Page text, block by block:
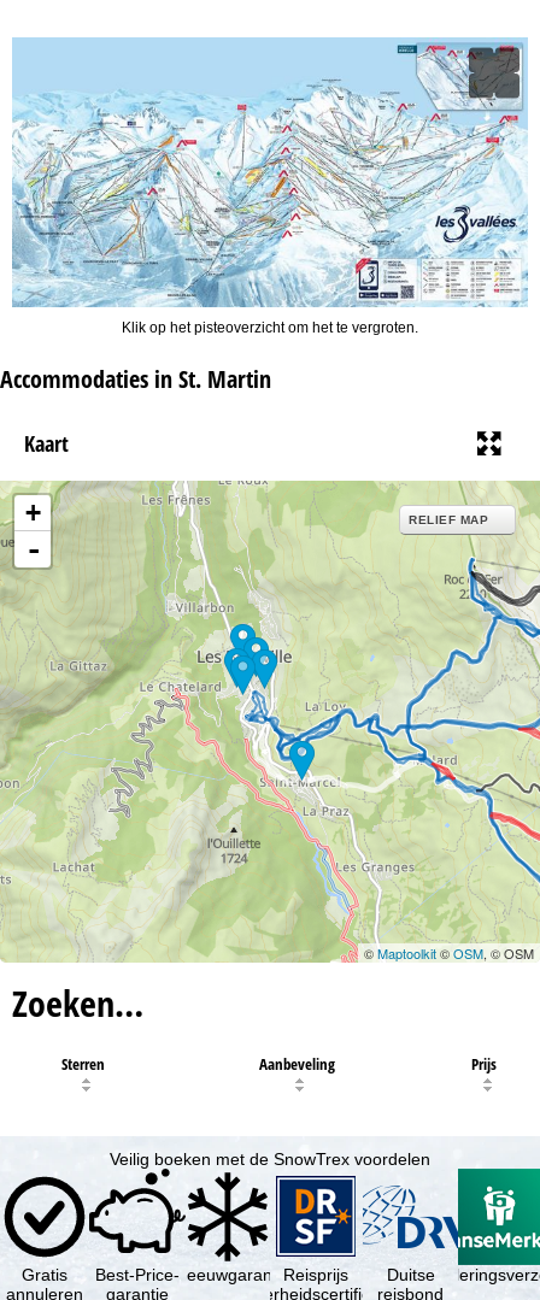
Klik op het pisteoverzicht om het te vergroten.
Accommodaties in St. Martin
Kaart
+
-
RELIEF MAP
©Maptoolkit©OSM, © OSM
Zoeken…
Sterren Aanbeveling Prijs
Veilig boeken met de SnowTrex voordelen
Gratis
annuleren
Best-Price-
garantie
SneeuwgarantieReisprijs
zekerheidscertificaat
Duitse
reisbond